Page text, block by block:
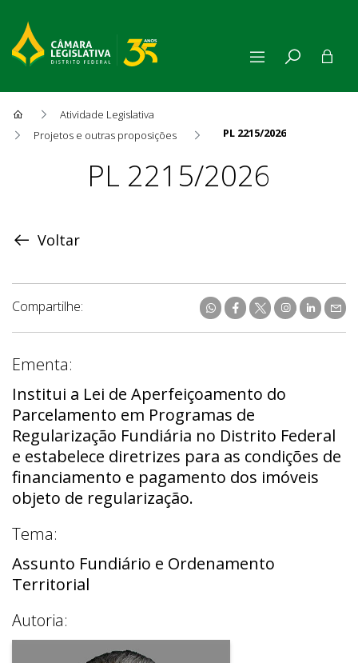
Atividade Legislativa
Projetos e outras proposições
PL 2215/2026
ProposiçãoPL 2215/2026
Voltar
Compartilhe:
Ementa:
Institui a Lei de Aperfeiçoamento do
Parcelamento em Programas de
Regularização Fundiária no Distrito Federal
e estabelece diretrizes para as condições de
financiamento e pagamento dos imóveis
objeto de regularização.
Tema:
Assunto Fundiário e Ordenamento
Territorial
Autoria: